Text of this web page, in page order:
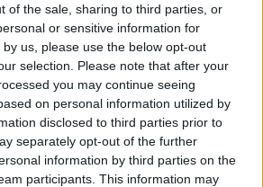
of the sale, sharing to third parties, or
or sensitive information for
us, please use the below opt-out
selection. Please note that after your
you may continue seeing
on personal information utilized by
disclosed to third parties prior to
separately opt-out of the further
information by third parties on the
participants. This information may